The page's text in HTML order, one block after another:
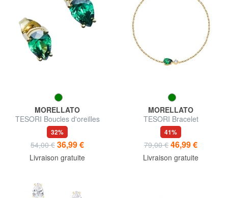
MORELLATO
TESORI Boucles d'oreilles
32%
54,00 € 36,99 €
Livraison gratuite
MORELLATO
TESORI Bracelet
41%
79,00 € 46,99 €
Livraison gratuite